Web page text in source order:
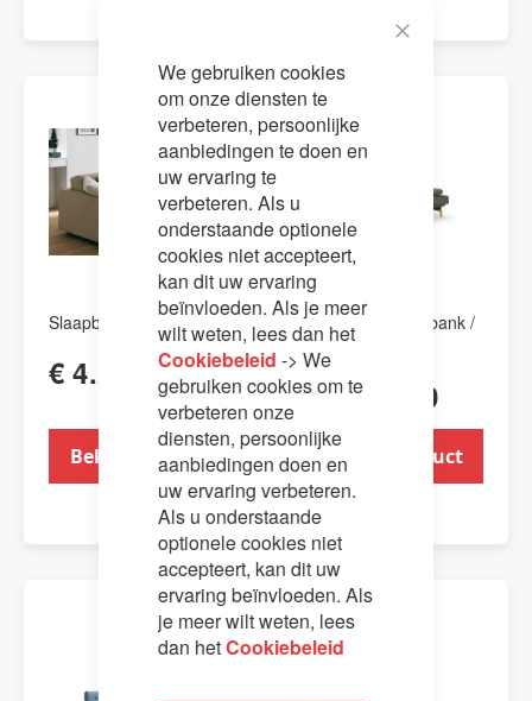
We gebruiken cookies
om onze diensten te
verbeteren, persoonlijke
aanbiedingen te doen en
uw ervaring te
verbeteren. Als u
onderstaande optionele
cookies niet accepteert,
kan dit uw ervaring
beïnvloeden. Als je meer
wilt weten, lees dan het
Cookiebeleid -> We
gebruiken cookies om te
verbeteren onze
diensten, persoonlijke
aanbiedingen doen en
uw ervaring verbeteren.
Als u onderstaande
optionele cookies niet
accepteert, kan dit uw
ervaring beïnvloeden. Als
je meer wilt weten, lees
dan hetCookiebeleid
Slaapbank Stelvio
€ 4.202,00
Bekijk product
Innovation Slaapbank /
bedbank Aslak
€ 1.064,00
Bekijk product